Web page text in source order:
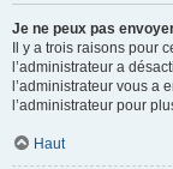
Je ne peux pas
Il y a trois raisons pour
l’administrateur a
l’administrateur vous a
l’administrateur pour
Haut